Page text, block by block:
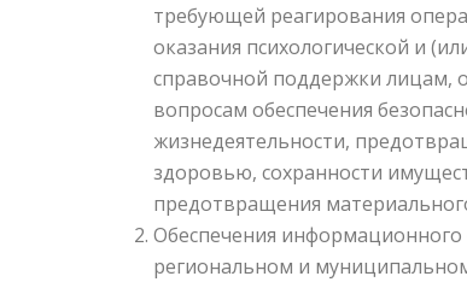
требующей реагирования
оказания психологической и
справочной поддержки лицам,
вопросам обеспечения
жизнедеятельности,
здоровью, сохранности
предотвращения
Обеспечения
региональном и